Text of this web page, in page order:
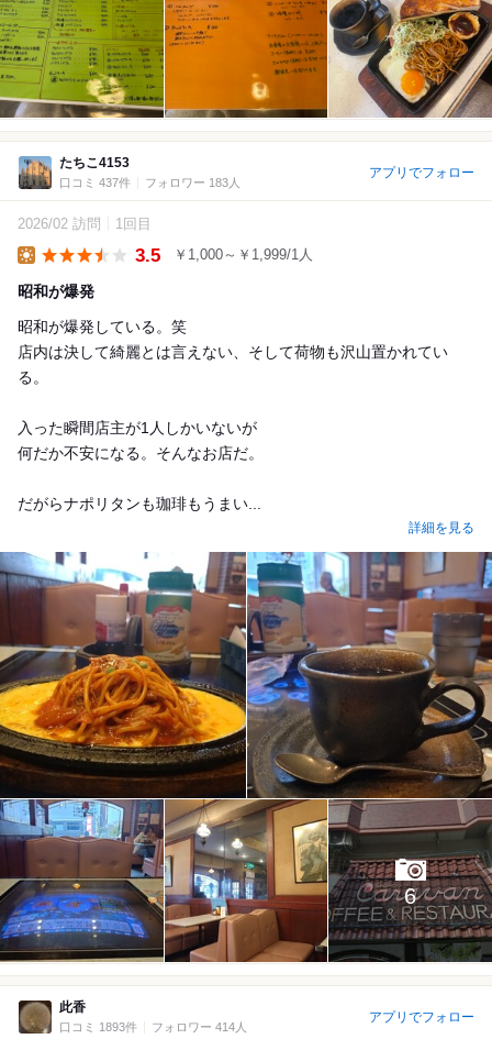
たちこ4153
口コミ 437件 フォロワー 183人
アプリでフォロー
2026/02 訪問 1回目
3.5 ￥1,000～￥1,999/1人
昭和が爆発
昭和が爆発している。笑
店内は決して綺麗とは言えない、そして荷物も沢山置かれてい
る。
入った瞬間店主が1人しかいないが
何だか不安になる。そんなお店だ。
だがらナポリタンも珈琲もうまい...
詳細を見る
6
此香
口コミ 1893件 フォロワー 414人
アプリでフォロー